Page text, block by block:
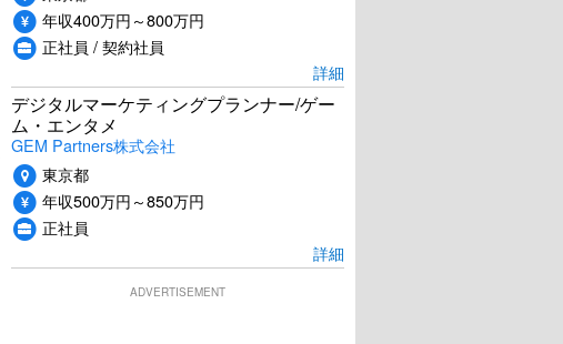
年収400万円～800万円
正社員 / 契約社員
詳細
デジタルマーケティングプランナー/ゲー
ム・エンタメ
GEM Partners株式会社
東京都
年収500万円～850万円
正社員
詳細
ADVERTISEMENT